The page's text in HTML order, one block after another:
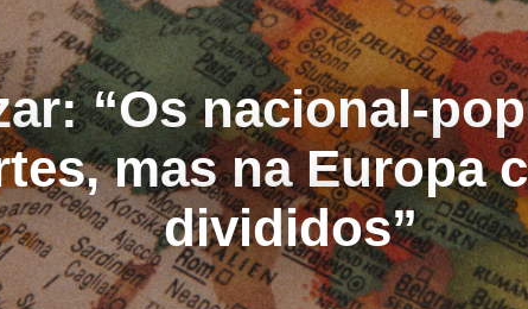
“Os nacional-
mas na Europa
divididos”